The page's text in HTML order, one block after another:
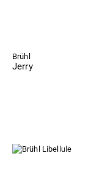
Brühl
Jerry